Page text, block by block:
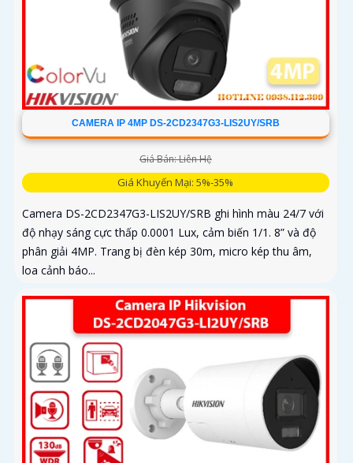
CAMERA IP 4MP DS-2CD2347G3-LIS2UY/SRB
Giá Bán: Liên Hệ
Giá Khuyến Mại: 5%-35%
Camera DS-2CD2347G3-LIS2UY/SRB ghi hình màu 24/7 với
độ nhạy sáng cực thấp 0.0001 Lux, cảm biến 1/1. 8” và độ
phân giải 4MP. Trang bị đèn kép 30m, micro kép thu âm,
loa cảnh báo...